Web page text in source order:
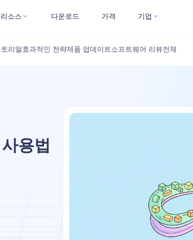
리소스 다운로드 가격 기업
리얼효과적인 전략제품 업데이트소프트웨어 리뷰전체
용법